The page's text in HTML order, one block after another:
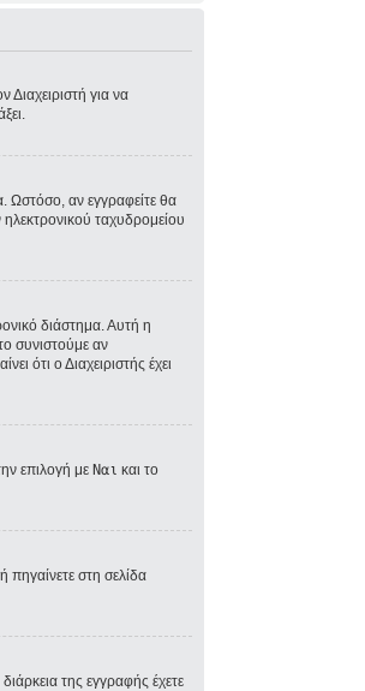
Διαχειριστή για να
Ωστόσο, αν εγγραφείτε θα
ταχυδρομείου
διάστημα. Αυτή η
συνιστούμε αν
ότι ο Διαχειριστής έχει
επιλογή με Ναι και το
πηγαίνετε στη σελίδα
της εγγραφής έχετε